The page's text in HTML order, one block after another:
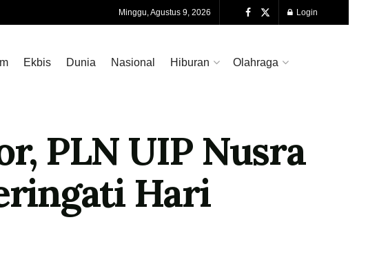
Minggu, Agustus 9, 2026 Login
Ekbis Dunia Nasional Hiburan Olahraga
PLN UIP Nusra
Hari